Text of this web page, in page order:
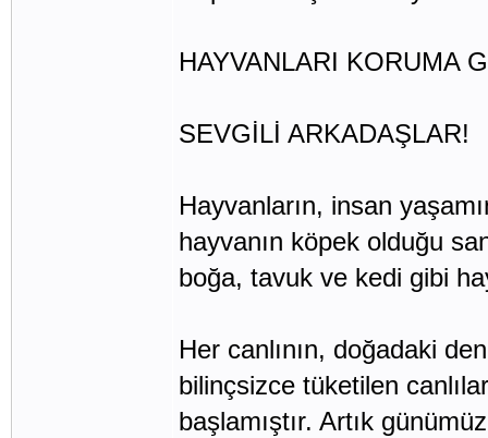
HAYVANLARI KORUMA
SEVGİLİ ARKADAŞLAR!
Hayvanların, insan
hayvanın köpek olduğu
boğa, tavuk ve kedi gibi
Her canlının, doğadaki
bilinçsizce tüketilen
başlamıştır. Artık